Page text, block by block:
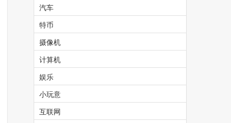
汽车
特币
摄像机
计算机
娱乐
小玩意
互联网